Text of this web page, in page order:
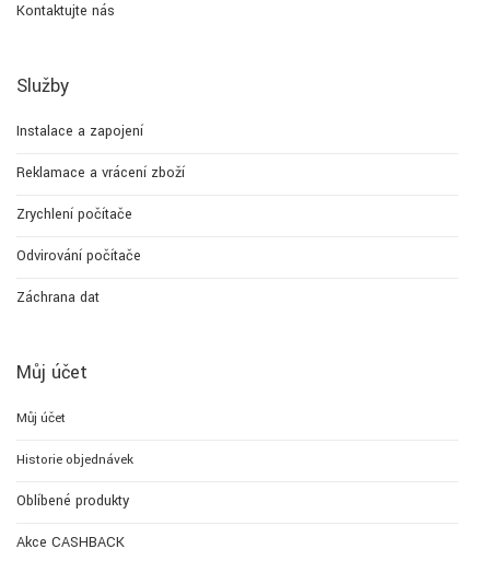
Kontaktujte nás
Služby
Instalace a zapojení
Reklamace a vrácení zboží
Zrychlení počítače
Odvirování počítače
Záchrana dat
Můj účet
Můj účet
Historie objednávek
Oblíbené produkty
Akce CASHBACK